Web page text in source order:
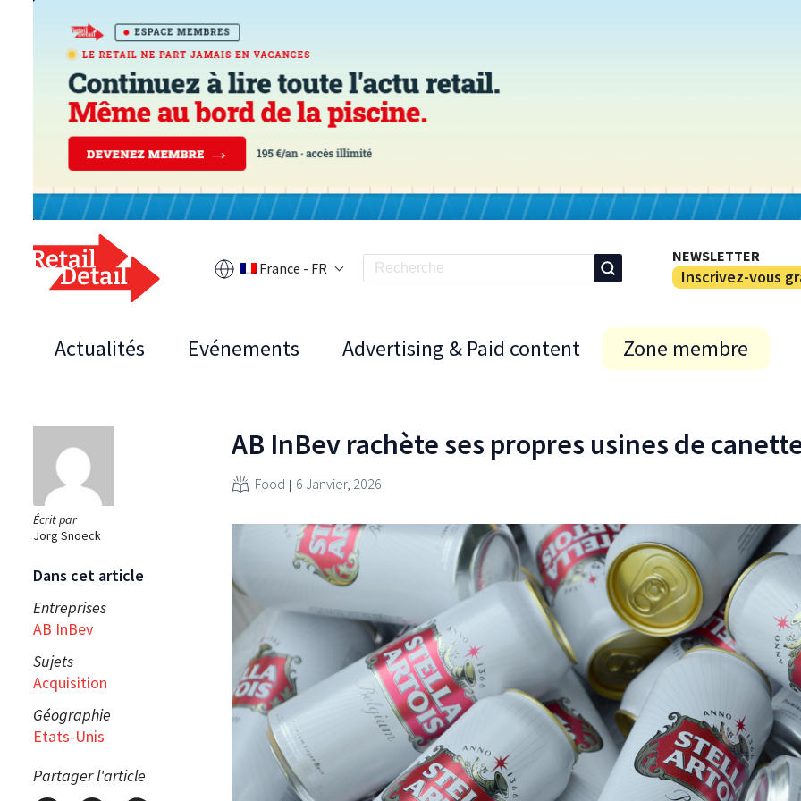
France - FR
NEWSLETTER
Inscrivez-vous
Actualités Evénements Advertising & Paid content Zone membre
Écrit par
Jorg Snoeck
Dans cet article
Entreprises
AB InBev
Sujets
Acquisition
Géographie
Etats-Unis
Partager l'article
AB InBev rachète ses propres usines de
Food 6 Janvier, 2026